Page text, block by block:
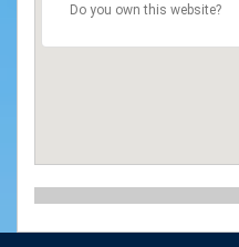
Do you own this website?